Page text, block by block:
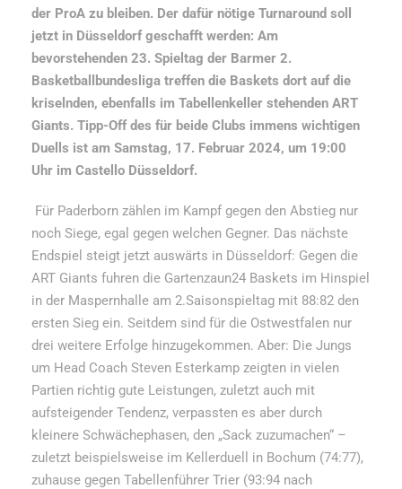
der ProA zu bleiben. Der dafür nötige Turnaround soll
jetzt in Düsseldorf geschafft werden: Am
bevorstehenden 23. Spieltag der Barmer 2.
Basketballbundesliga treffen die Baskets dort auf die
kriselnden, ebenfalls im Tabellenkeller stehenden ART
Giants. Tipp-Off des für beide Clubs immens wichtigen
Duells ist am Samstag, 17. Februar 2024, um 19:00
Uhr im Castello Düsseldorf.
Für Paderborn zählen im Kampf gegen den Abstieg nur
noch Siege, egal gegen welchen Gegner. Das nächste
Endspiel steigt jetzt auswärts in Düsseldorf: Gegen die
ART Giants fuhren die Gartenzaun24 Baskets im Hinspiel
in der Maspernhalle am 2.Saisonspieltag mit 88:82 den
ersten Sieg ein. Seitdem sind für die Ostwestfalen nur
drei weitere Erfolge hinzugekommen. Aber: Die Jungs
um Head Coach Steven Esterkamp zeigten in vielen
Partien richtig gute Leistungen, zuletzt auch mit
aufsteigender Tendenz, verpassten es aber durch
kleinere Schwächephasen, den „Sack zuzumachen“ –
zuletzt beispielsweise im Kellerduell in Bochum (74:77),
zuhause gegen Tabellenführer Trier (93:94 nach